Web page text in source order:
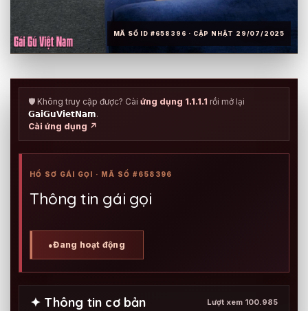
MÃ SỐ ID #658396 · CẬP NHẬT 29/07/2025
🛡️ Không truy cập được? Cài ứng dụng 1.1.1.1 rồi mở lại
𝗚𝗮𝗶𝗚𝘂𝗩𝗶𝗲𝘁𝗡𝗮𝗺.
Cài ứng dụng ↗
HỒ SƠ GÁI GỌI · MÃ SỐ #658396
Thông tin gái gọi
●Đang hoạt động
✦ Thông tin cơ bản Lượt xem 100.985